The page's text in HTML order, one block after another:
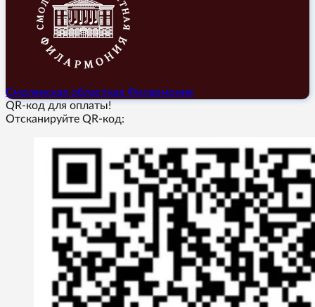
Смоленская областная Филармония
QR-код для оплаты!
Отсканируйте QR-код: